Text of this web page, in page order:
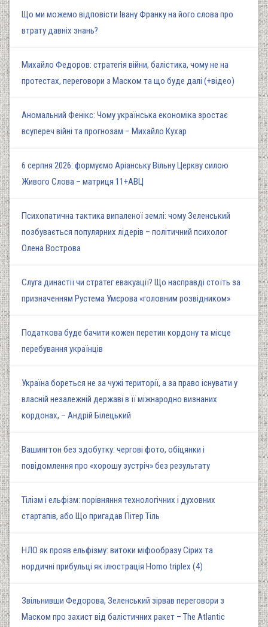
Що ми можемо відповісти Івану Франку на його слова про
втрату давніх знань?
Михайло Федоров: стратегія війни, балістика, чому не на
протестах, переговори з Маском та що буде далі (+відео)
Аномальний Фенікс: Чому українська економіка зростає
всупереч війні та прогнозам – Михайло Кухар
6 серпня 2026: формуємо Аріанську Вільну Церкву силою
Живого Слова – матриця 11+АВЦ
Психопатична тактика випаленої землі: чому Зеленський
позбувається популярних лідерів – політичний психолог
Олена Вострова
Слуга династії чи стратег евакуації? Що насправді стоїть за
призначенням Рустема Умєрова «головним розвідником»
Податкова буде бачити кожен перетин кордону та місце
перебування українців
Україна бореться не за чужі території, а за право існувати у
власній незалежній державі в її міжнародно визнаних
кордонах, – Андрій Білецький
Вашингтон без здобутку: чергові фото, обіцянки і
повідомлення про «хорошу зустріч» без результату
Тілізм і ельфізм: порівняння технологічних і духовних
стартапів, або Що пригадав Пітер Тіль
НЛО як прояв ельфізму: витоки міфообразу Сірих та
нордичні прибульці як ілюстрація Homo triplex (4)
Звільнивши Федорова, Зеленський зірвав переговори з
Маском про захист від балістичних ракет – The Atlantic